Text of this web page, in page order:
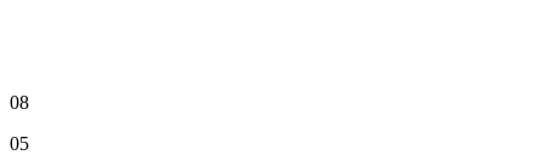
08
05